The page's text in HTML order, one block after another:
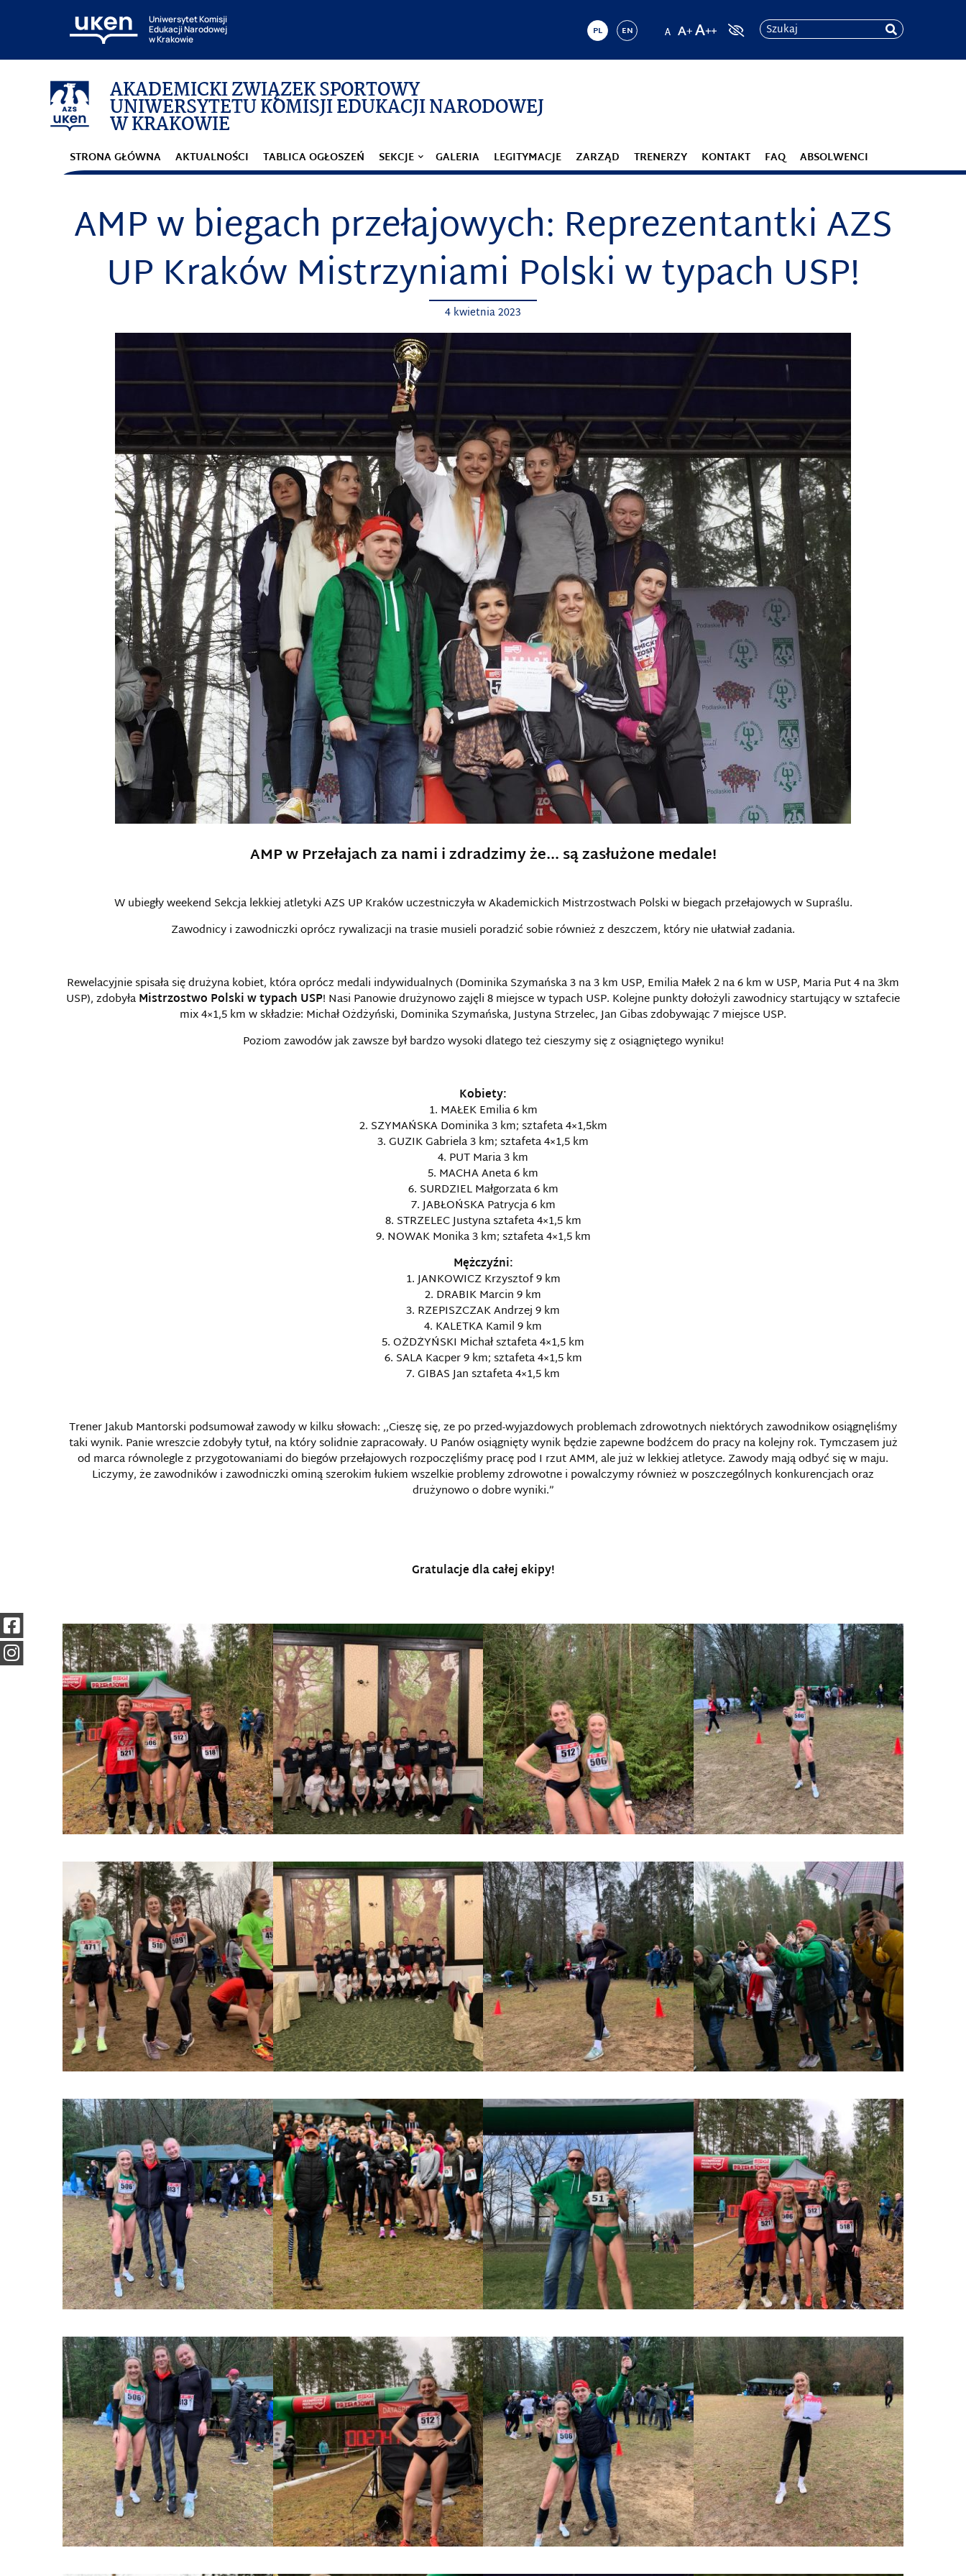
Uniwersytet Komisji
Edukacji Narodowej
w Krakowie
PL EN Szukaj
AKADEMICKI ZWIĄZEK SPORTOWY
UNIWERSYTETU KOMISJI EDUKACJI NARODOWEJ
W KRAKOWIE
STRONA GŁÓWNA AKTUALNOŚCI TABLICA OGŁOSZEŃ SEKCJE GALERIA LEGITYMACJE ZARZĄD TRENERZY KONTAKT FAQ ABSOLWENCI
AMP w biegach przełajowych: Reprezentantki AZS
UP Kraków Mistrzyniami Polski w typach USP!
4 kwietnia 2023
AMP w Przełajach za nami i zdradzimy że… są zasłużone medale!
W ubiegły weekend Sekcja lekkiej atletyki AZS UP Kraków uczestniczyła w Akademickich Mistrzostwach Polski w biegach przełajowych w Supraślu.
Zawodnicy i zawodniczki oprócz rywalizacji na trasie musieli poradzić sobie również z deszczem, który nie ułatwiał zadania.
Rewelacyjnie spisała się drużyna kobiet, która oprócz medali indywidualnych (Dominika Szymańska 3 na 3 km USP, Emilia Małek 2 na 6 km w USP, Maria Put 4 na 3km
USP), zdobyłaMistrzostwo Polski w typach USP! Nasi Panowie drużynowo zajęli 8 miejsce w typach USP. Kolejne punkty dołożyli zawodnicy startujący w sztafecie
mix 4×1,5 km w składzie: Michał Ożdżyński, Dominika Szymańska, Justyna Strzelec, Jan Gibas zdobywając 7 miejsce USP.
Poziom zawodów jak zawsze był bardzo wysoki dlatego też cieszymy się z osiągniętego wyniku!
Kobiety:
1. MAŁEK Emilia 6 km
2. SZYMAŃSKA Dominika 3 km; sztafeta 4×1,5km
3. GUZIK Gabriela 3 km; sztafeta 4×1,5 km
4. PUT Maria 3 km
5. MACHA Aneta 6 km
6. SURDZIEL Małgorzata 6 km
7. JABŁOŃSKA Patrycja 6 km
8. STRZELEC Justyna sztafeta 4×1,5 km
9. NOWAK Monika 3 km; sztafeta 4×1,5 km
Mężczyźni:
1. JANKOWICZ Krzysztof 9 km
2. DRABIK Marcin 9 km
3. RZEPISZCZAK Andrzej 9 km
4. KALETKA Kamil 9 km
5. OŻDŻYŃSKI Michał sztafeta 4×1,5 km
6. SALA Kacper 9 km; sztafeta 4×1,5 km
7. GIBAS Jan sztafeta 4×1,5 km
Trener Jakub Mantorski podsumował zawody w kilku słowach: ,,Cieszę się, ze po przed-wyjazdowych problemach zdrowotnych niektórych zawodnikow osiągnęliśmy
taki wynik. Panie wreszcie zdobyły tytuł, na który solidnie zapracowały. U Panów osiągnięty wynik będzie zapewne bodźcem do pracy na kolejny rok. Tymczasem już
od marca równolegle z przygotowaniami do biegów przełajowych rozpoczęliśmy pracę pod I rzut AMM, ale już w lekkiej atletyce. Zawody mają odbyć się w maju.
Liczymy, że zawodników i zawodniczki ominą szerokim łukiem wszelkie problemy zdrowotne i powalczymy również w poszczególnych konkurencjach oraz
drużynowo o dobre wyniki.”
Gratulacje dla całej ekipy!